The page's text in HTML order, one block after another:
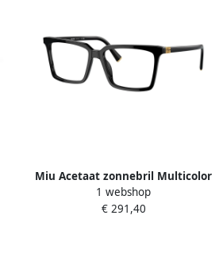
Miu Acetaat zonnebril Multicolor
Dames
1 webshop
€ 291,40